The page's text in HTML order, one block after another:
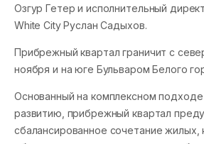
Озгур Гетер и исполнительный
White City Руслан Садыхов.
Прибрежный квартал граничит с
ноября и на юге Бульваром Белого
Основанный на комплексном
развитию, прибрежный квартал
сбалансированное сочетание жилых,